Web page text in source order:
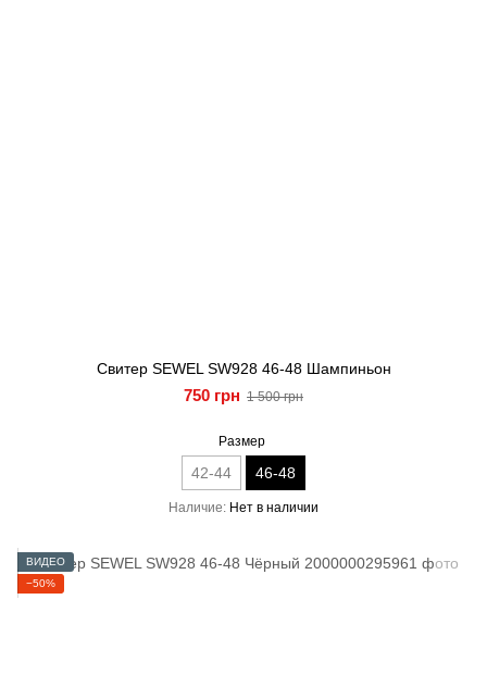
Свитер SEWEL SW928 46-48 Шампиньон
750 грн 1 500 грн
Размер
42-44 46-48
Наличие Нет в наличии
ВИДЕО
−50%